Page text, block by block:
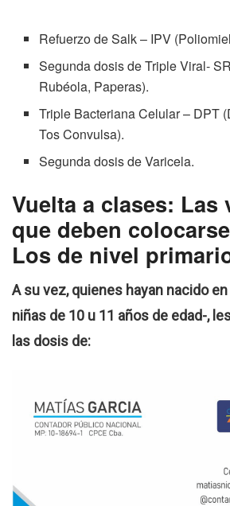
Refuerzo de Salk – IPV
Segunda dosis de Triple Viral-
Rubéola, Paperas).
Triple Bacteriana Celular – DPT
Tos Convulsa).
Segunda dosis de Varicela.
Vuelta a clases: Las
que deben
Los de nivel
A su vez, quienes hayan nacido
niñas de 10 u 11 años de edad-,
las dosis de: